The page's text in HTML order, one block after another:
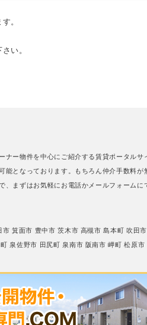
。
い。
ナー物件を中心にご紹介する賃貸ポータル
能となっております。もちろん仲介手数料
、まずはお気軽にお電話かメールフォームに
市 箕面市 豊中市 茨木市 高槻市 島本町 吹田市
泉佐野市 田尻町 泉南市 阪南市 岬町 松原市